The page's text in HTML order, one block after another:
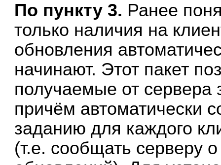
По пункту 3. Ранее
только наличия на
обновления
начинают. Этот пакет
получаемые от сервера
причём автоматически
заданию для каждого
(т.е. сообщать серверу